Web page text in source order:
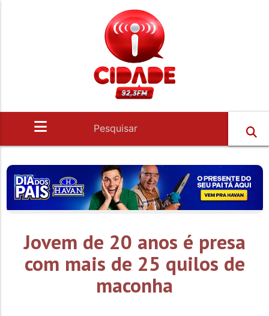
Jovem de 20 anos é presa
com mais de 25 quilos de
maconha